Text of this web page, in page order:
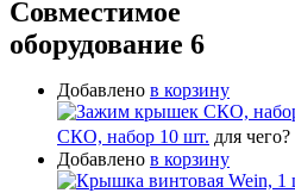
Совместимое
оборудование 6
Добавлено в корзину
СКО, набор 10 шт. для чего?
Добавлено в корзину